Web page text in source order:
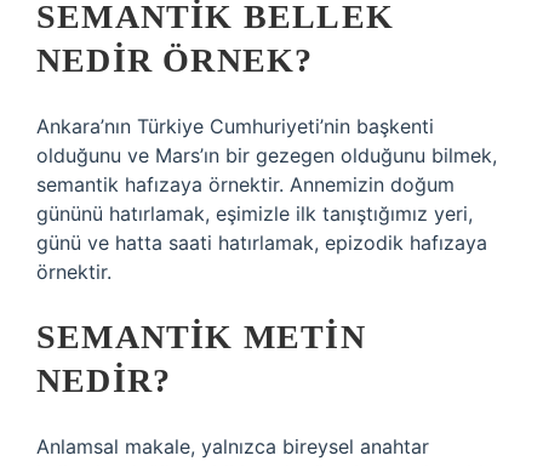
SEMANTIK BELLEK
NEDIR ÖRNEK?
Ankara’nın Türkiye Cumhuriyeti’nin başkenti
olduğunu ve Mars’ın bir gezegen olduğunu bilmek,
semantik hafızaya örnektir. Annemizin doğum
gününü hatırlamak, eşimizle ilk tanıştığımız yeri,
günü ve hatta saati hatırlamak, epizodik hafızaya
örnektir.
SEMANTIK METIN
NEDIR?
Anlamsal makale, yalnızca bireysel anahtar